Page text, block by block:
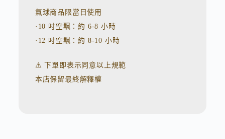
氣球商品限當日使用
·10 吋空飄：約 6-8 小時
·12 吋空飄：約 8-10 小時
⚠️ 下單即表示同意以上規範
本店保留最終解釋權